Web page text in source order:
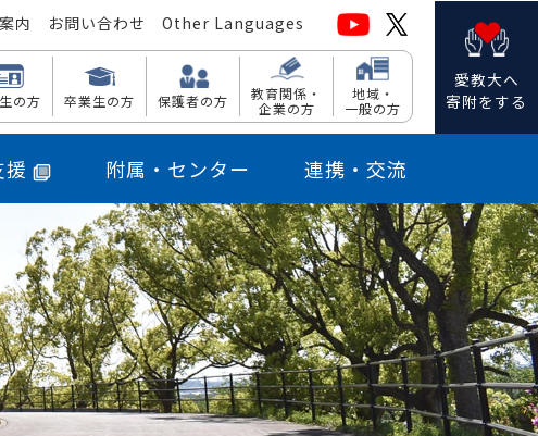
内 お問い合わせ Other Languages
の方 卒業生の方 保護者の方
教育関係・
企業の方
地域・
一般の方
愛教大へ
寄附をする
援 附属・センター 連携・交流